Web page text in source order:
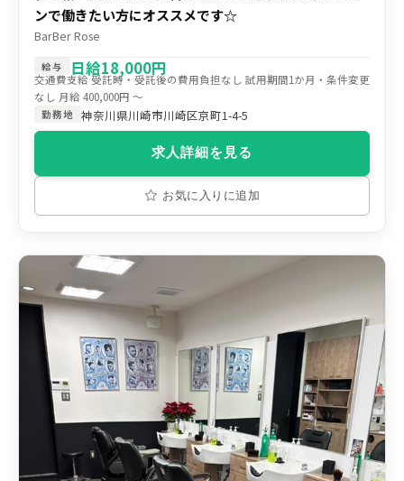
ンで働きたい方にオススメです☆
BarBer Rose
給与 日給18,000円
勤務地 神奈川県川崎市川崎区京町1-4-5
交通費支給 受託時・受託後の費用負担なし 試用期間1か月・条件変更
なし 月給 400,000円 〜
お気に入りに追加
求人詳細を見る